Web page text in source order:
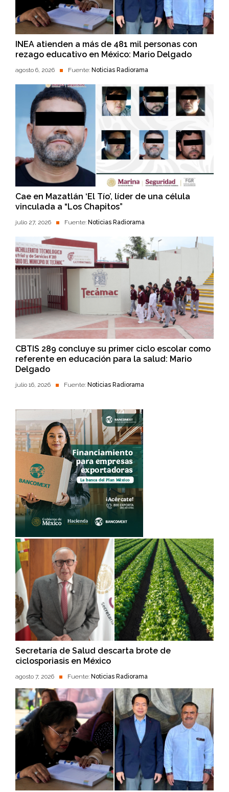
INEA atienden a más de 481 mil personas con
rezago educativo en México: Mario Delgado
agosto 6, 2026 Fuente: Noticias Radiorama
Cae en Mazatlán ‘El Tío’, líder de una célula
vinculada a “Los Chapitos”
julio 27, 2026 Fuente: Noticias Radiorama
CBTIS 289 concluye su primer ciclo escolar como
referente en educación para la salud: Mario
Delgado
julio 16, 2026 Fuente: Noticias Radiorama
Secretaría de Salud descarta brote de
ciclosporiasis en México
agosto 7, 2026 Fuente: Noticias Radiorama